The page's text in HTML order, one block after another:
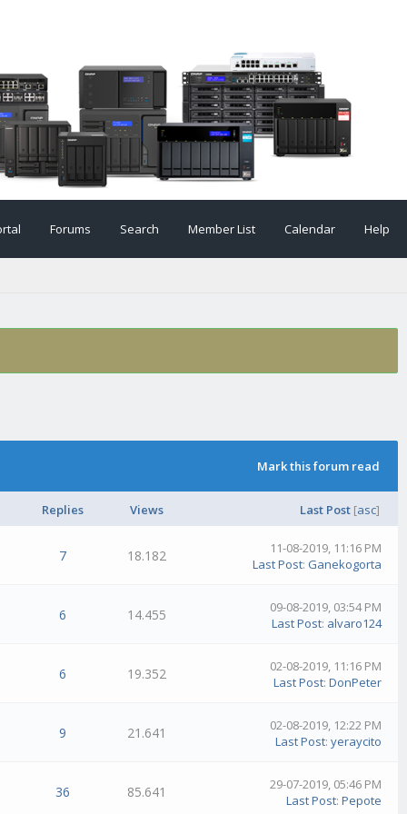
Forums Search Member List Calendar Help
Mark this forum read
Replies Views Last Post [asc]
7 18.182
11-08-2019, 11:16 PM
Last Post: Ganekogorta
6 14.455
09-08-2019, 03:54 PM
Last Post: alvaro124
6 19.352
02-08-2019, 11:16 PM
Last Post:DonPeter
9 21.641
02-08-2019, 12:22 PM
Last Post:yeraycito
36 85.641
29-07-2019, 05:46 PM
Last Post:Pepote